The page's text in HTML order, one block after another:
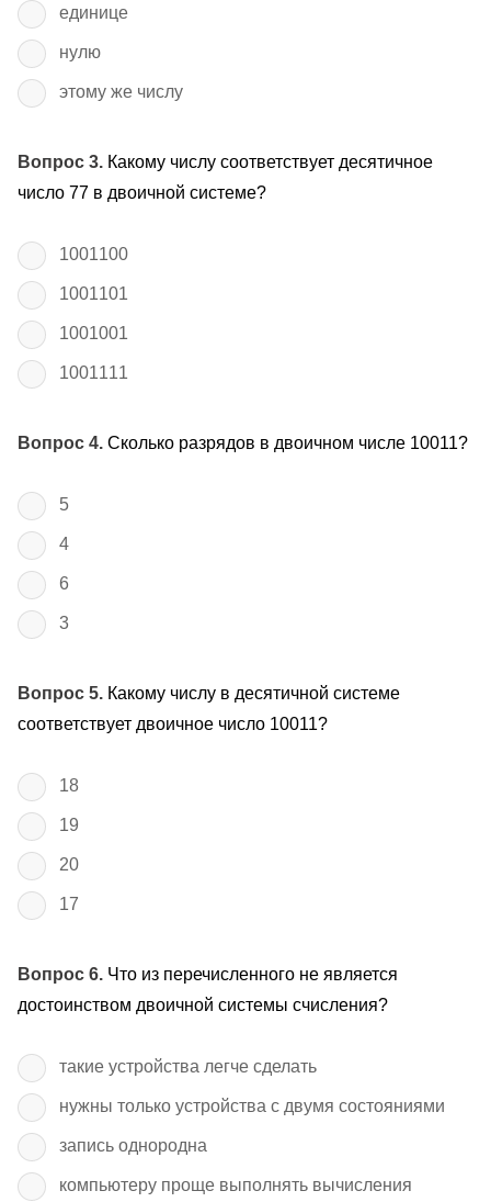
единице
нулю
этому же числу
Вопрос 3. Какому числу соответствует десятичное
число 77 в двоичной системе?
1001100
1001101
1001001
1001111
Вопрос 4. Сколько разрядов в двоичном числе 10011?
5
4
6
3
Вопрос 5. Какому числу в десятичной системе
соответствует двоичное число 10011?
18
19
20
17
Вопрос 6. Что из перечисленного не является
достоинством двоичной системы счисления?
такие устройства легче сделать
нужны только устройства с двумя состояниями
запись однородна
компьютеру проще выполнять вычисления